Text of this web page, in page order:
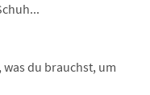
du brauchst, um